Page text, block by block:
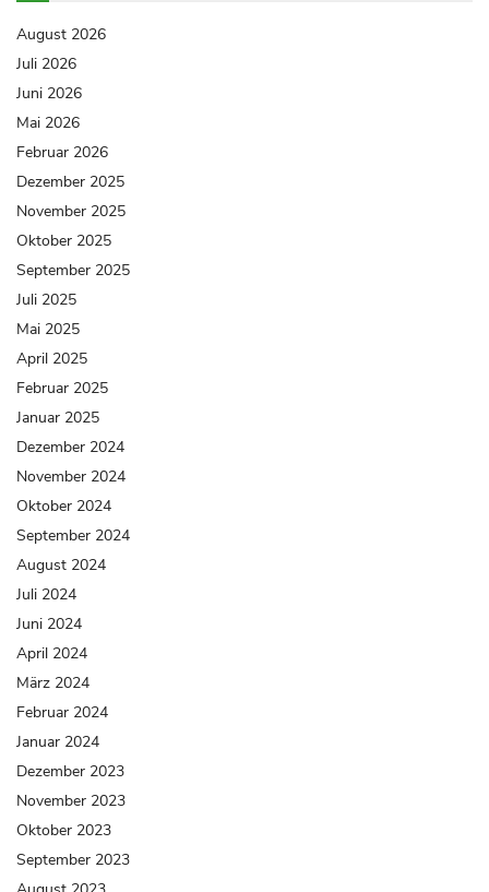
August 2026
Juli 2026
Juni 2026
Mai 2026
Februar 2026
Dezember 2025
November 2025
Oktober 2025
September 2025
Juli 2025
Mai 2025
April 2025
Februar 2025
Januar 2025
Dezember 2024
November 2024
Oktober 2024
September 2024
August 2024
Juli 2024
Juni 2024
April 2024
März 2024
Februar 2024
Januar 2024
Dezember 2023
November 2023
Oktober 2023
September 2023